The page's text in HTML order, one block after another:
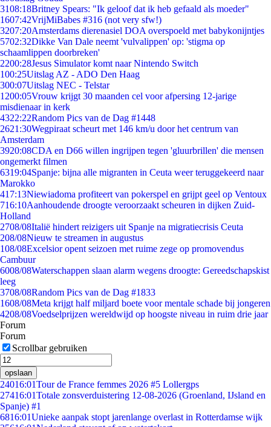
3108:18Britney Spears: "Ik geloof dat ik heb gefaald als moeder"
1607:42VrijMiBabes #316 (not very sfw!)
3207:20Amsterdams dierenasiel DOA overspoeld met babykonijntjes
5702:32Dikke Van Dale neemt 'vulvalippen' op: 'stigma op
schaamlippen doorbreken'
2200:28Jesus Simulator komt naar Nintendo Switch
100:25Uitslag AZ - ADO Den Haag
300:07Uitslag NEC - Telstar
1200:05Vrouw krijgt 30 maanden cel voor afpersing 12-jarige
misdienaar in kerk
4322:22Random Pics van de Dag #1448
2621:30Wegpiraat scheurt met 146 km/u door het centrum van
Amsterdam
3920:08CDA en D66 willen ingrijpen tegen 'gluurbrillen' die mensen
ongemerkt filmen
6319:04Spanje: bijna alle migranten in Ceuta weer teruggekeerd naar
Marokko
417:13Niewiadoma profiteert van pokerspel en grijpt geel op Ventoux
716:10Aanhoudende droogte veroorzaakt scheuren in dijken Zuid-
Holland
2708/08Italië hindert reizigers uit Spanje na migratiecrisis Ceuta
208/08Nieuw te streamen in augustus
108/08Excelsior opent seizoen met ruime zege op promovendus
Cambuur
6008/08Waterschappen slaan alarm wegens droogte: Gereedschapskist
leeg
3708/08Random Pics van de Dag #1833
1608/08Meta krijgt half miljard boete voor mentale schade bij jongeren
4208/08Voedselprijzen wereldwijd op hoogste niveau in ruim drie jaar
Forum
Forum
Scrollbar gebruiken
opslaan
24016:01Tour de France femmes 2026 #5 Lollergps
27416:01Totale zonsverduistering 12-08-2026 (Groenland, IJsland en
Spanje) #1
6816:01Unieke aanpak stopt jarenlange overlast in Rotterdamse wijk